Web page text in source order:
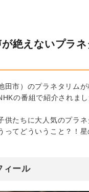
絶えないプラ
田市）のプラネタリム
の番組で紹介されまし
供たちに大人気のプラ
ってどういうこと？！
ィール